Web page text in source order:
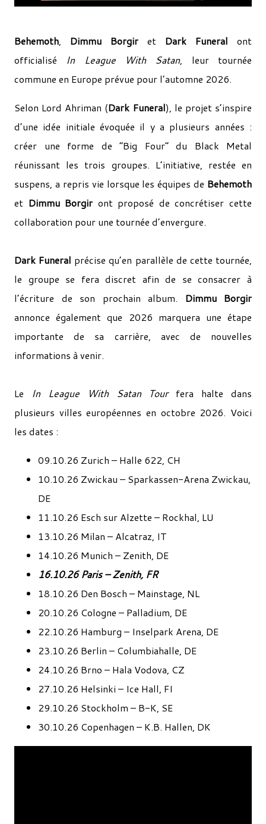
Behemoth, Dimmu Borgir et Dark Funeral ont
officialisé In League With Satan, leur tournée
commune en Europe prévue pour l’automne 2026.
Selon Lord Ahriman (Dark Funeral), le projet s’inspire
d’une idée initiale évoquée il y a plusieurs années :
créer une forme de “Big Four” du Black Metal
réunissant les trois groupes. L’initiative, restée en
suspens, a repris vie lorsque les équipes de Behemoth
et Dimmu Borgir ont proposé de concrétiser cette
collaboration pour une tournée d’envergure.
Dark Funeral précise qu’en parallèle de cette tournée,
le groupe se fera discret afin de se consacrer à
l’écriture de son prochain album. Dimmu Borgir
annonce également que 2026 marquera une étape
importante de sa carrière, avec de nouvelles
informations à venir.
Le In League With Satan Tour fera halte dans
plusieurs villes européennes en octobre 2026. Voici
les dates :
09.10.26 Zurich – Halle 622, CH
10.10.26 Zwickau – Sparkassen-Arena Zwickau,
DE
11.10.26 Esch sur Alzette – Rockhal, LU
13.10.26 Milan – Alcatraz, IT
14.10.26 Munich – Zenith, DE
16.10.26 Paris – Zenith, FR
18.10.26 Den Bosch – Mainstage, NL
20.10.26 Cologne – Palladium, DE
22.10.26 Hamburg – Inselpark Arena, DE
23.10.26 Berlin – Columbiahalle, DE
24.10.26 Brno – Hala Vodova, CZ
27.10.26 Helsinki – Ice Hall, FI
29.10.26 Stockholm – B-K, SE
30.10.26 Copenhagen – K.B. Hallen, DK